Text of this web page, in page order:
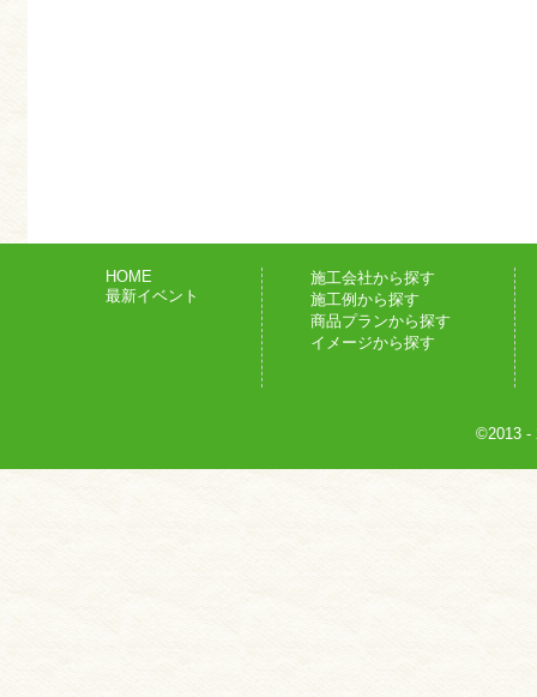
HOME
最新イベント
施工会社から探す
施工例から探す
商品プランから探す
イメージから探す
©2013 -